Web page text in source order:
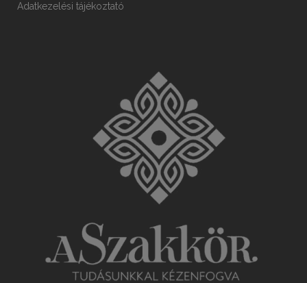
Adatkezelési tájékoztató